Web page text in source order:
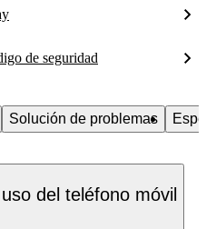
de seguridad
Solución de problemas
del teléfono móvil